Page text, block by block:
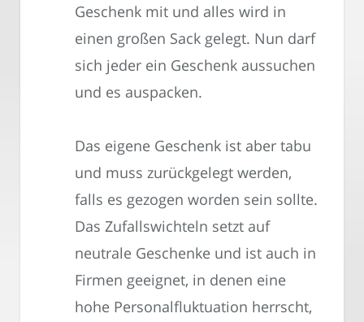
Geschenk mit und alles wird in
einen großen Sack gelegt. Nun darf
sich jeder ein Geschenk aussuchen
und es auspacken.
Das eigene Geschenk ist aber tabu
und muss zurückgelegt werden,
falls es gezogen worden sein sollte.
Das Zufallswichteln setzt auf
neutrale Geschenke und ist auch in
Firmen geeignet, in denen eine
hohe Personalfluktuation herrscht,